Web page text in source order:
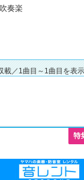
奏楽
載／1曲目～1曲目を表